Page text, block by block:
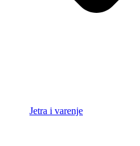
Jetra i varenje